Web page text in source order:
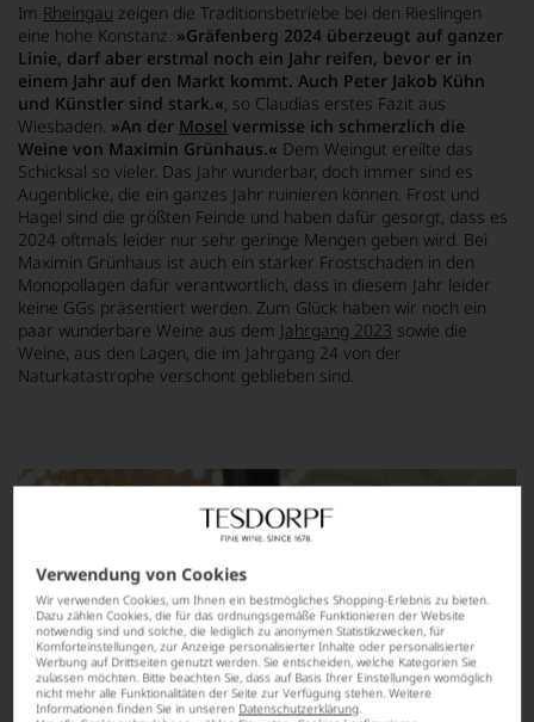
Verwendung von Cookies
Wir verwenden Cookies, um Ihnen ein bestmögliches Shopping-Erlebnis zu bieten.
Dazu zählen Cookies, die für das ordnungsgemäße Funktionieren der Website
notwendig sind und solche, die lediglich zu anonymen Statistikzwecken, für
Komforteinstellungen, zur Anzeige personalisierter Inhalte oder personalisierter
Werbung auf Drittseiten genutzt werden. Sie entscheiden, welche Kategorien Sie
zulassen möchten. Bitte beachten Sie, dass auf Basis Ihrer Einstellungen womöglich
nicht mehr alle Funktionalitäten der Seite zur Verfügung stehen. Weitere
Informationen finden Sie in unseren Datenschutzerklärung.
Im Rheingau zeigen die Traditionsbetriebe bei den Rieslingen
eine hohe Konstanz. »Gräfenberg 2024 überzeugt auf ganzer
Linie, darf aber erstmal noch ein Jahr reifen, bevor er in
einem Jahr auf den Markt kommt. Auch Peter Jakob Kühn
und Künstler sind stark.«, so Claudias erstes Fazit aus
Wiesbaden. »An der Mosel vermisse ich schmerzlich die
Weine von Maximin Grünhaus.« Dem Weingut ereilte das
Schicksal so vieler. Das Jahr wunderbar, doch immer sind es
Augenblicke, die ein ganzes Jahr ruinieren können. Frost und
Hagel sind die größten Feinde und haben dafür gesorgt, dass es
2024 oftmals leider nur sehr geringe Mengen geben wird. Bei
Maximin Grünhaus ist auch ein starker Frostschaden in den
Monopollagen dafür verantwortlich, dass in diesem Jahr leider
keine GGs präsentiert werden. Zum Glück haben wir noch ein
paar wunderbare Weine aus dem Jahrgang 2023 sowie die
Weine, aus den Lagen, die im Jahrgang 24 von der
Naturkatastrophe verschont geblieben sind.